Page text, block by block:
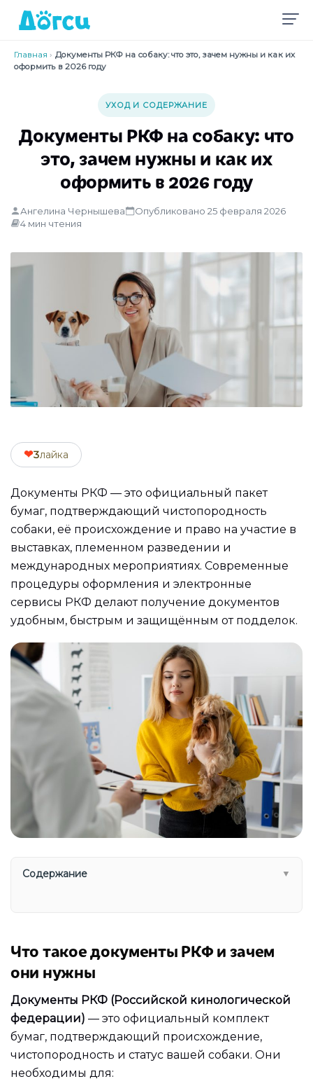
Главная › Документы РКФ на собаку: что это, зачем нужны и как их
оформить в 2026 году
УХОД И СОДЕРЖАНИЕ
Документы РКФ на собаку: что
это, зачем нужны и как их
оформить в 2026 году
Ангелина Чернышева
Опубликовано 25 февраля 2026
4 мин чтения
❤3лайка
Документы РКФ — это официальный пакет
бумаг, подтверждающий чистопородность
собаки, её происхождение и право на участие в
выставках, племенном разведении и
международных мероприятиях. Современные
процедуры оформления и электронные
сервисы РКФ делают получение документов
удобным, быстрым и защищённым от подделок.
Содержание ▼
Что такое документы РКФ и зачем
они нужны
Документы РКФ (Российской кинологической
федерации) — это официальный комплект
бумаг, подтверждающий происхождение,
чистопородность и статус вашей собаки. Они
необходимы для: